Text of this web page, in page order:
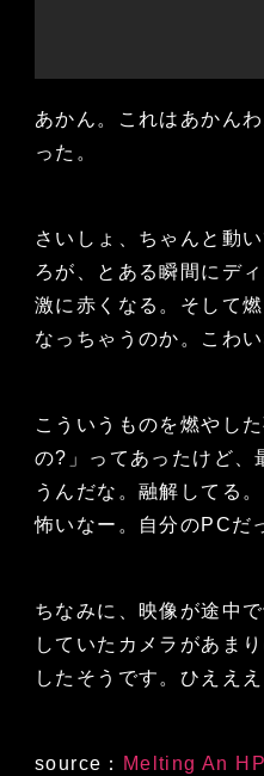
あかん。これはあかん
った。
さいしょ、ちゃんと動
ろが、とある瞬間にデ
激に赤くなる。そして
なっちゃうのか。こわい
こういうものを燃やし
の?」ってあったけど、
うんだな。融解してる
怖いなー。自分のPCだ
ちなみに、映像が途中
していたカメラがあま
したそうです。ひええ
source：
Melting An